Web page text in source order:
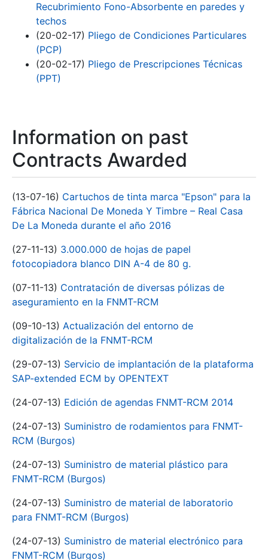
Recubrimiento Fono-Absorbente en paredes y
techos
(20-02-17) Pliego de Condiciones Particulares
(PCP)
(20-02-17) Pliego de Prescripciones Técnicas
(PPT)
Information on past
Contracts Awarded
(13-07-16) Cartuchos de tinta marca "Epson" para la
Fábrica Nacional De Moneda Y Timbre – Real Casa
De La Moneda durante el año 2016
(27-11-13) 3.000.000 de hojas de papel
fotocopiadora blanco DIN A-4 de 80 g.
(07-11-13) Contratación de diversas pólizas de
aseguramiento en la FNMT-RCM
(09-10-13) Actualización del entorno de
digitalización de la FNMT-RCM
(29-07-13) Servicio de implantación de la plataforma
SAP-extended ECM by OPENTEXT
(24-07-13) Edición de agendas FNMT-RCM 2014
(24-07-13) Suministro de rodamientos para FNMT-
RCM (Burgos)
(24-07-13) Suministro de material plástico para
FNMT-RCM (Burgos)
(24-07-13) Suministro de material de laboratorio
para FNMT-RCM (Burgos)
(24-07-13) Suministro de material electrónico para
FNMT-RCM (Burgos)